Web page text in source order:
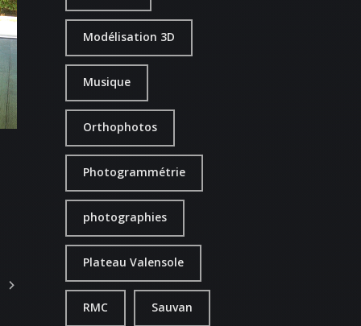
Modélisation 3D
Musique
Orthophotos
Photogrammétrie
photographies
Plateau Valensole
RMC Sauvan